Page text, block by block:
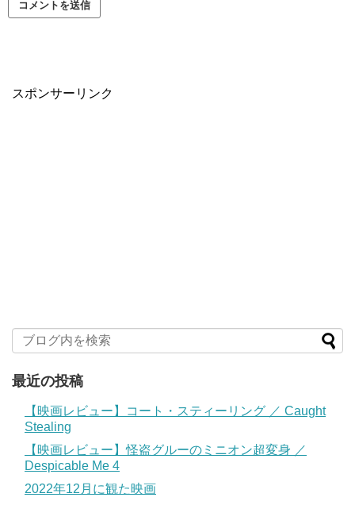
スポンサーリンク
最近の投稿
【映画レビュー】コート・スティーリング ／ Caught
Stealing
【映画レビュー】怪盗グルーのミニオン超変身 ／
Despicable Me 4
2022年12月に観た映画